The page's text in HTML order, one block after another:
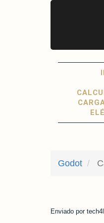
menu
Godot
Enviado por